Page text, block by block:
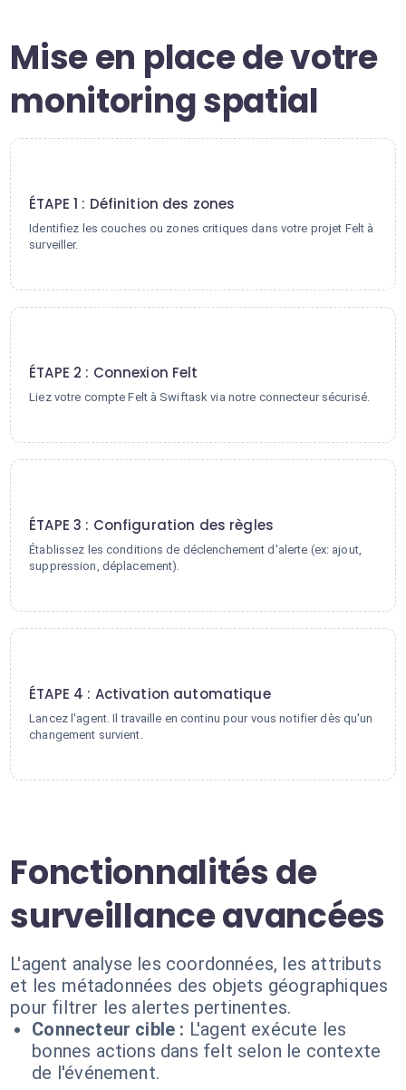
Mise en place de votre
monitoring spatial
ÉTAPE 1 : Définition des zones
Identifiez les couches ou zones critiques dans votre projet Felt à
surveiller.
ÉTAPE 2 : Connexion Felt
Liez votre compte Felt à Swiftask via notre connecteur sécurisé.
ÉTAPE 3 : Configuration des règles
Établissez les conditions de déclenchement d'alerte (ex: ajout,
suppression, déplacement).
ÉTAPE 4 : Activation automatique
Lancez l'agent. Il travaille en continu pour vous notifier dès qu'un
changement survient.
Fonctionnalités de
surveillance avancées
L'agent analyse les coordonnées, les attributs
et les métadonnées des objets géographiques
pour filtrer les alertes pertinentes.
Connecteur cible : L'agent exécute les
bonnes actions dans felt selon le contexte
de l'événement.